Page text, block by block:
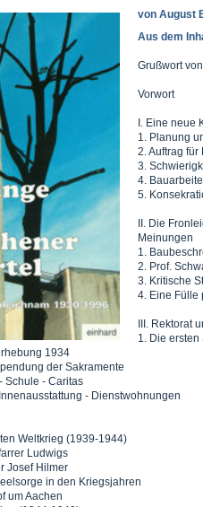
von August
Aus dem
Grußwort
Vorwort
I. Eine neue
1. Planung
2. Auftrag für
3.
4.
5.
II. Die
Meinungen
1.
2. Prof.
3. Kritische
4. Eine Fülle
III. Rektorat
1. Die
1934
der Sakramente
Schule - Caritas
- Dienstwohnungen
Weltkrieg (1939-1944)
Ludwigs
Josef Hilmer
in den Kriegsjahren
um Aachen